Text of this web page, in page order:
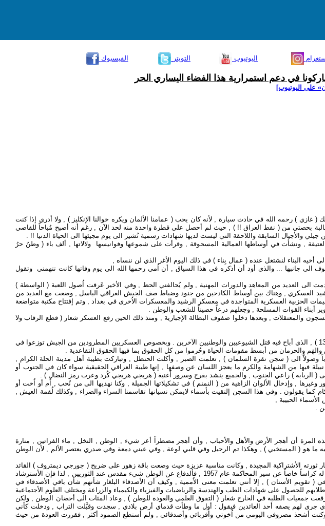
الفيسبوك
التويتر اليوتيوب
في دعم استمرارية هذا الفضاء اليساري الحر
على اليوتيوب]
الملك ( غازي ) رحمه الله في حادث سيارة , لأنه كان يحب ( عمامنا الألمان ويكره خوالنا الإنكليز ) , ولا أدري إذا كنت
بحصتي من ( نفط العراق !! ) , حيث لم أحصل على قطرة واحدة منه لحد الآن , رغم أنه أصبح مُباحاً للقاصي
, ونشأت في أوساطها العمالية المسحوقة , وقرأت على شموعها وفوانيسها ولالاتها , ألف باء ( وطنُ حرُ
الى جانبها ... والذي أود أن أذكره في هذا السياق , أن اُمي رحمها الله الى يوم وفاتها كانت تتهمني وتقول
الى العديد من المعاهد والدورات المهنية , ولم يُحالفني الحظ , وفي الأخير عَرفت اُصول اللعبة ( الواسطة )
العسكري , وهناك بين أوساط الكادحين من جنود وضباط صف الجيش العراقي الباسل , وضعت مع العديد من
الحزبية العسكرية المتواجدة في معسكر الرشيد والمعسكرات الاُخرى في بغداد , وتم إفتتاح مكتبة متواضعة
القوات المسلحة , وجعلهم درعاً حصيناً للشعب والوطن .
السجون والمعتقلات , وبعدها دخلوا صفوف البطالة الإجبارية , ومنذ ذلك الحين رفع العسكر شعار ( قطع الرقاب ولا
3 / 7 / 1963 , وجاءت هذه الزيادة لكل العسكريين من الحاكم العسكري العام ( رشيد مُصلح ) والمعروف ببيانه المشؤوم بيان رقم ( 13 ) , الذي أباح فيه قتل الشيوعيين والوطنيين الآخرين . وبخصوص العسكريين المطرودين من الجيش توزعوا في
والحرمان من أبسط مقومات الحياة وحُرموا من كل الحقوق بما فيها الحقوق التقاعدية .
الى ( سجن نقرة السلمان ) , تعلمت الصبر , وأكلت الحنظل , وتباركت بطيبة أهل مدينة الحلة الكرام ,
فيها من الشهامة والكرم ما يعجز اللسان عن وصفها , إنها طيبة العراقي الحقيقية سواء كان في الجنوب أو
الربابة ) راعي الجنوب , والجميع ينشد بفرح وسرور اُغنية ( هربجي هربجي كُرد وعرب رمز النضال ) .
, وإدخال الألوان الزاهية من ( النمنم ) في تشكيلاتها الجميلة , وكنا نهديها الى من نُحب , اُم أو اُخت أو
كما يقولون . وفي هذا السجن إلتقيت بأسماء لايمكن نسيانها تقاسمنا السراء والضراء , وكذلك لُقمة العيش ,
الحبيبة ,
.
أن أهجر الأرض والأهل والأحباب , وأن أهجر مضطراً أعز شيء , الوطن , النخل , ماء الفراتين , منارة
ما هو ( المستخبي ) , وهكذا تم الرحيل وفي قلبي لوعة , وفي عيني دمعة وفي صدري يعتصر الألم , لأن الوطن
إحتفالاته الكبرى في ذكرى إنتصار ثورته الأشتراكية المجيدة , وكانت مناسبة عزيزة حيث وضعت باقة زهور على ضريح ( جورجي ديمتروف ) القائد
العمالي الذي قاد الشعب البلغاري الى الإنتصار , والذي فضح النازية والهتلرية إبان محاكمته المشهورة ( محاكمة ديمتروف ) , وقرأت له كراساً خاصاً عن سير المحاكمة عام 1957 , فألدفاع عن الوطن شيء مقدس عند الثوريين , لذا فإن الأسترشاد
الأسنان ) , إلا أنني تعلمت معنى الاُممية , وكيف أن الأصدقاء البلغار شأنهم شأن باقي الأصدقاء في
للحصول على شهادات الطب والهندسة والرياضيات والفيزياء والكيمياء والزراعة ومختلف العلوم الأجتماعية
رفعت جمعيات الطلبة في الخارج شعار ( التفوق العلمي والعودة للوطن ) , وعاد المئات الى أحضان الوطن , ولكن
جرى لهم يصفه أحد العائدين فيقول : أول ما وطأت قدماي أرض بلادي , سجدت وقبَّلت التراب , ودخلت كأني
أشحذ مصروفي اليومي من اُخوتي وأقربائي وأصدقائي , ولم أستطع الصمود أكثر , فقررت العودة من حيث